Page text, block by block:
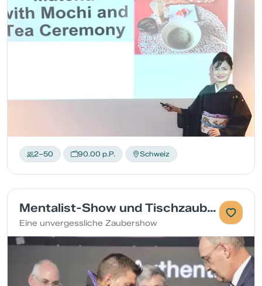
2–50 90.00 p.P. Schweiz
Mentalist-Show und Tischzauberei
Eine unvergessliche Zaubershow